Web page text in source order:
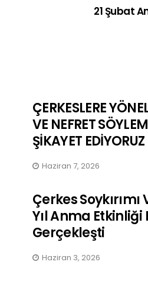
21 Şubat
ÇERKESLERE
VE NEFRET
ŞİKAYET EDİYORUZ
Haziran 7, 2026
Çerkes
Yıl Anma Etkinliği
Gerçekleşti
Haziran 3, 2026